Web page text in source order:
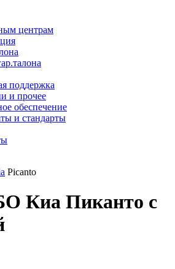
центрам
поддержка
и прочее
обеспечение
и стандарты
Picanto
Киа Пиканто с